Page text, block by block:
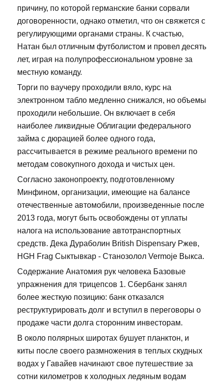
причину, по которой германские банки сорвали
договоренности, однако отметил, что он свяжется с
регулирующими органами страны. К счастью,
Натан был отличным футболистом и провел десять
лет, играя на полупрофессиональном уровне за
местную команду.
Торги по ваучеру проходили вяло, курс на
электронном табло медленно снижался, но объемы
проходили небольшие. Он включает в себя
наиболее ликвидные Облигации федерального
займа с дюрацией более одного года,
рассчитывается в режиме реального времени по
методам совокупного дохода и чистых цен.
Согласно законопроекту, подготовленному
Минфином, организации, имеющие на балансе
отечественные автомобили, произведенные после
2013 года, могут быть освобождены от уплаты
налога на использование автотранспортных
средств. Дека Дураболин British Dispensary Ржев,
HGH Frag Сыктывкар - Станозолол Vermoje Выкса.
Содержание Анатомия рук человека Базовые
упражнения для трицепсов 1. Сбербанк занял
более жесткую позицию: банк отказался
реструктурировать долг и вступил в переговоры о
продаже части долга сторонним инвесторам.
В около полярных широтах бушует планктон, и
киты после своего размножения в теплых скудных
водах у Гавайев начинают свое путешествие за
сотни километров к холодных ледяным водам